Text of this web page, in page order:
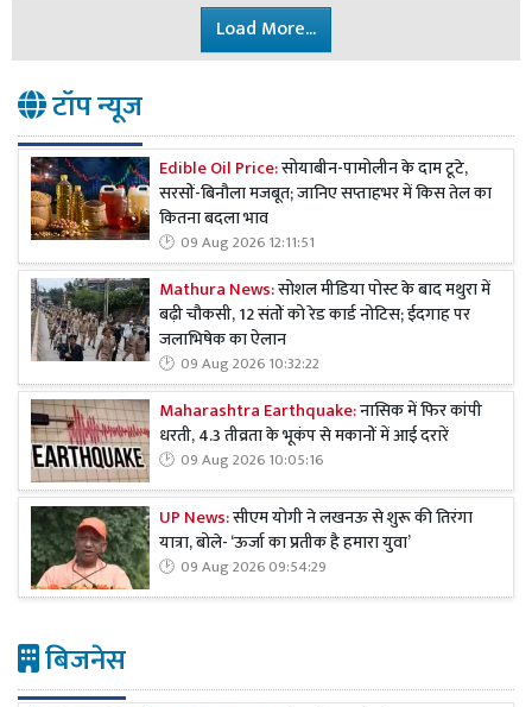
Load More...
टॉप न्यूज
Edible Oil Price:सोयाबीन-पामोलीन के दाम टूटे,
सरसों-बिनौला मजबूत; जानिए सप्ताहभर में किस तेल का
कितना बदला भाव
09 Aug 2026 12:11:51
Mathura News:सोशल मीडिया पोस्ट के बाद मथुरा में
बढ़ी चौकसी, 12 संतों को रेड कार्ड नोटिस; ईदगाह पर
जलाभिषेक का ऐलान
09 Aug 2026 10:32:22
Maharashtra Earthquake:नासिक में फिर कांपी
धरती, 4.3 तीव्रता के भूकंप से मकानों में आई दरारें
09 Aug 2026 10:05:16
UP News:सीएम योगी ने लखनऊ से शुरू की तिरंगा
यात्रा, बोले- ‘ऊर्जा का प्रतीक है हमारा युवा’
09 Aug 2026 09:54:29
बिजनेस